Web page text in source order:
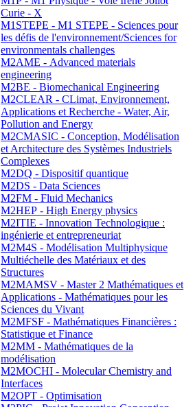
Curie - X
M1STEPE - M1 STEPE - Sciences pour
les défis de l'environnement/Sciences for
environmentals challenges
M2AME - Advanced materials
engineering
M2BE - Biomechanical Engineering
M2CLEAR - CLimat, Environnement,
Applications et Recherche - Water, Air,
Pollution and Energy
M2CMASIC - Conception, Modélisation
et Architecture des Systèmes Industriels
Complexes
M2DQ - Dispositif quantique
M2DS - Data Sciences
M2FM - Fluid Mechanics
M2HEP - High Energy physics
M2ITIE - Innovation Technologique :
ingénierie et entrepreneuriat
M2M4S - Modélisation Multiphysique
Multiéchelle des Matériaux et des
Structures
M2MAMSV - Master 2 Mathématiques et
Applications - Mathématiques pour les
Sciences du Vivant
M2MFSF - Mathématiques Financières :
Statistique et Finance
M2MM - Mathématiques de la
modélisation
M2MOCHI - Molecular Chemistry and
Interfaces
M2OPT - Optimisation